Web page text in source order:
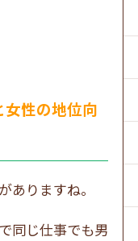
性の地位向
ありますね。
同じ仕事でも男